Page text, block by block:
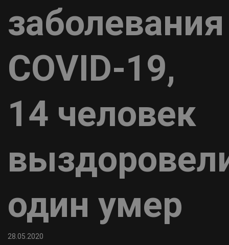
заболевания
COVID-19,
14 человек
один умер
28.05.2020